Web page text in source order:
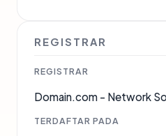
REGISTRAR
REGISTRAR
Domain.com - Network
TERDAFTAR PADA